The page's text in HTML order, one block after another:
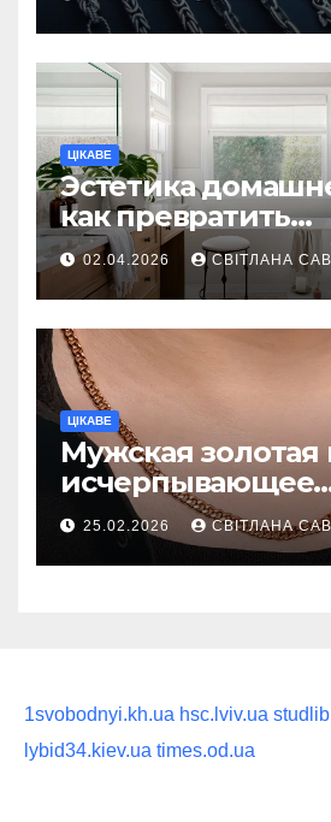
найнадійнішими
ЦІКАВЕ
Эстетика
как превратить
ежедневную
ритуал
02.04.2026 СВІТЛАНА
ЦІКАВЕ
Мужская золотая
исчерпывающее
руководство по
статусного
25.02.2026 СВІТЛАНА
1svobodnyi.kh.ua hsc.lviv.ua
lybid34.kiev.ua times.od.ua